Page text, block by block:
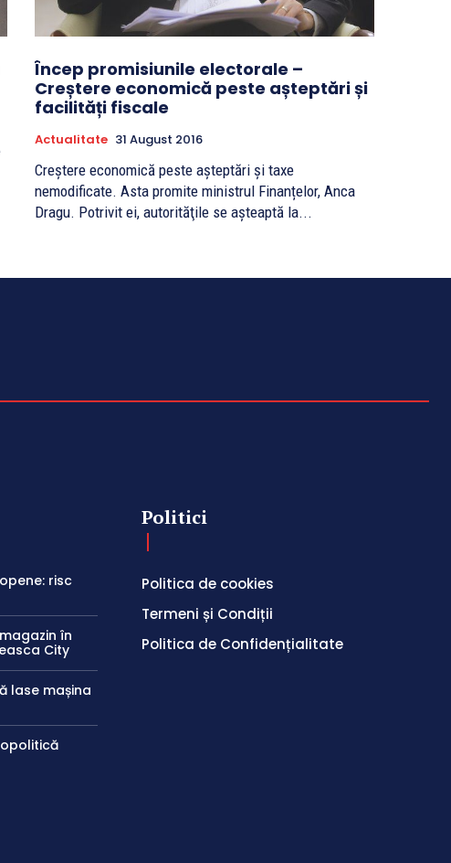
Încep promisiunile electorale –
Creștere economică peste așteptări și
facilități fiscale
Actualitate 31 August 2016
Creștere economică peste așteptări și taxe
nemodificate. Asta promite ministrul Finanțelor, Anca
Dragu. Potrivit ei, autorităţile se aşteaptă la...
risc
în
City
lase mașina
Politici
Politica de cookies
Termeni și Condiții
Politica de Confidențialitate